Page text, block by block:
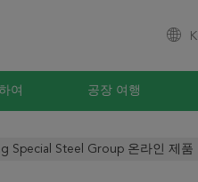
여 공장 여행
Special Steel Group 온라인 제품